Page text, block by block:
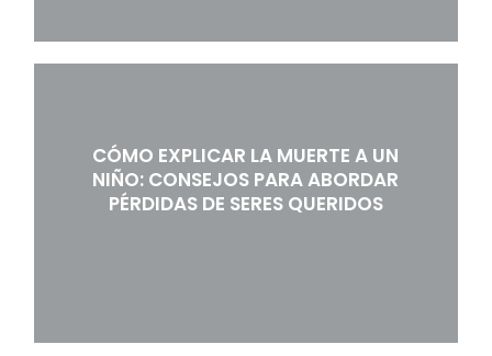
CÓMO EXPLICAR LA MUERTE A UN
NIÑO: CONSEJOS PARA ABORDAR
PÉRDIDAS DE SERES QUERIDOS